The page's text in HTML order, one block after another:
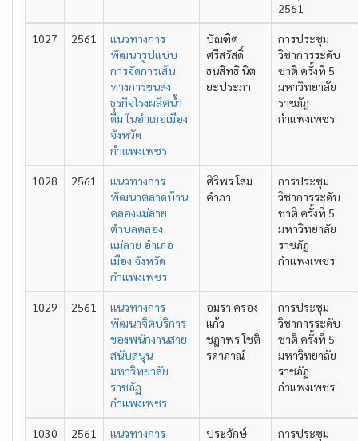
2561
1027 2561
แนวทางการ
พัฒนารูปแบบ
การจัดการเส้น
ทางการขนส่ง
ธุรกิจโรงผลิตน้ำ
ดื่ม ในอำเภอเมือง
จังหวัด
กำแพงเพชร
บัณฑิต
ศรีสวัสดิ์
ธนสิทธิ นิต
ยะประภา
การประชุม
วิชาการระดับ
ชาติ ครั้งที่ 5
มหาวิทยาลัย
ราชภัฏ
กำแพงเพชร
1028 2561
แนวทางการ
พัฒนาตลาดบ้าน
คลองแม่ลาย
ตำบลคลอง
แม่ลาย อำเภอ
เมือง จังหวัด
กำแพงเพชร
ศิริพร โสม
คำภา
การประชุม
วิชาการระดับ
ชาติ ครั้งที่ 5
มหาวิทยาลัย
ราชภัฏ
กำแพงเพชร
1029 2561
แนวทางการ
พัฒนาจิตบริการ
ของพนักงานสาย
สนับสนุน
มหาวิทยาลัย
ราชภัฏ
กำแพงเพชร
อมรา ครอง
แก้ว
ชฎาพร โชติ
รดาภาณ์
การประชุม
วิชาการระดับ
ชาติ ครั้งที่ 5
มหาวิทยาลัย
ราชภัฏ
กำแพงเพชร
1030 2561
แนวทางการ
ประจักษ์
การประชุม